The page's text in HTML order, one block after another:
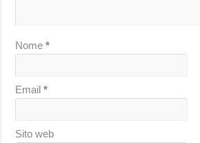
Nome*
Email*
Sito web